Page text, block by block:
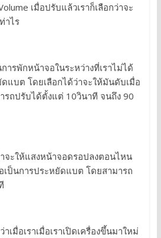
เมื่อปรับแล้วเราก็เลือกว่าจะ
าไร
ารพักหน้าจอในระหว่างที่เราไม่ได้
ดแบต โดยเลือกได้ว่าจะให้มันดับเมื่อ
รถปรับได้ตั้งแต่ 10วินาที จนถึง 90
จะให้แสงหน้าจอดรอปลงตอนไหน
เป็นการประหยัดแบต โดยสามารถ
เมื่อเราเมื่อเราเปิดเครื่องขึ้นมาใหม่